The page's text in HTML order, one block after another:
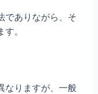
でありながら、そ
。
なりますが、一般